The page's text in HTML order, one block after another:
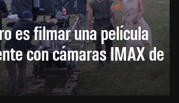
es filmar una película
con cámaras IMAX de